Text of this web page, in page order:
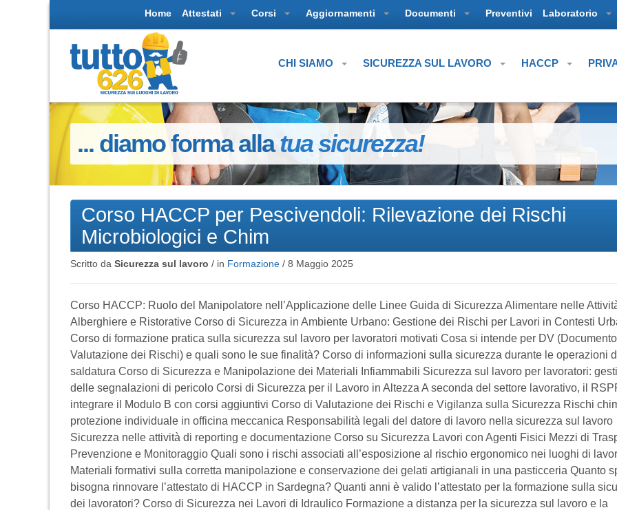
Home Attestati Corsi Aggiornamenti Documenti Preventivi Laboratorio
CHI SIAMO SICUREZZA SUL LAVORO HACCP
... diamo forma allatua sicurezza!
Corso HACCP per Pescivendoli: Rilevazione dei Rischi
Microbiologici e Chim
Scritto da Sicurezza sul lavoro / in Formazione / 8 Maggio 2025
Corso HACCP: Ruolo del Manipolatore nell’Applicazione delle Linee Guida di Sicurezza Alimentare nelle
Alberghiere e Ristorative Corso di Sicurezza in Ambiente Urbano: Gestione dei Rischi per Lavori in Contesti
Corso di formazione pratica sulla sicurezza sul lavoro per lavoratori motivati Cosa si intende per DV
Valutazione dei Rischi) e quali sono le sue finalità? Corso di informazioni sulla sicurezza durante le operazioni
saldatura Corso di Sicurezza e Manipolazione dei Materiali Infiammabili Sicurezza sul lavoro per lavoratori:
delle segnalazioni di pericolo Corsi di Sicurezza per il Lavoro in Altezza A seconda del settore lavorativo, il
integrare il Modulo B con corsi aggiuntivi Corso di Valutazione dei Rischi e Vigilanza sulla Sicurezza Rischi
protezione individuale in officina meccanica Responsabilità legali del datore di lavoro nella sicurezza sul lavoro
Sicurezza nelle attività di reporting e documentazione Corso su Sicurezza Lavori con Agenti Fisici Mezzi di
Prevenzione e Monitoraggio Quali sono i rischi associati all’esposizione al rischio ergonomico nei luoghi di
Materiali formativi sulla corretta manipolazione e conservazione dei gelati artigianali in una pasticceria Quanto
bisogna rinnovare l’attestato di HACCP in Sardegna? Quanti anni è valido l’attestato per la formazione sulla
dei lavoratori? Corso di Sicurezza nei Lavori di Idraulico Formazione a distanza per la sicurezza sul lavoro e la